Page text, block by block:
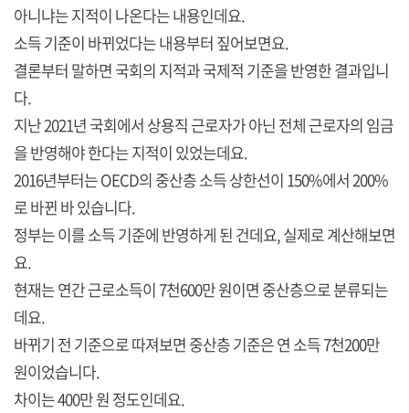
아니냐는 지적이 나온다는 내용인데요.
소득 기준이 바뀌었다는 내용부터 짚어보면요.
결론부터 말하면 국회의 지적과 국제적 기준을 반영한 결과입니
다.
지난 2021년 국회에서 상용직 근로자가 아닌 전체 근로자의 임금
을 반영해야 한다는 지적이 있었는데요.
2016년부터는 OECD의 중산층 소득 상한선이 150%에서 200%
로 바뀐 바 있습니다.
정부는 이를 소득 기준에 반영하게 된 건데요, 실제로 계산해보면
요.
현재는 연간 근로소득이 7천600만 원이면 중산층으로 분류되는
데요.
바뀌기 전 기준으로 따져보면 중산층 기준은 연 소득 7천200만
원이었습니다.
차이는 400만 원 정도인데요.